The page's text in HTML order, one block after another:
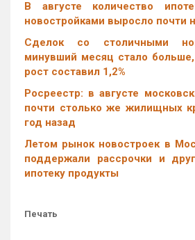
В августе количество
новостройками выросло почти
Cделок со столичными
минувший месяц стало
рост составил 1,2%
Росреестр: в августе
почти столько же жилищных
год назад
Летом рынок новостроек в
поддержали рассрочки и
ипотеку продукты
Печать